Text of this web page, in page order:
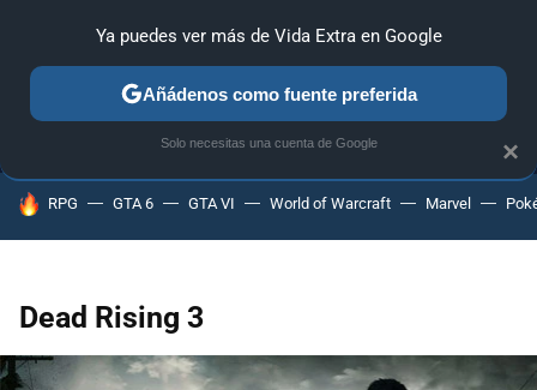
MENÚ NUEVO
GUÍAS Y TRUCOS PC SONY
HOY SE HABLA DE
RPG GTA 6 GTA VI World of Warcraft Marvel
Dead Rising 3
×
Ya puedes ver más de Vida Extra en Google
Añádenos como fuente preferida
Solo necesitas una cuenta de Google